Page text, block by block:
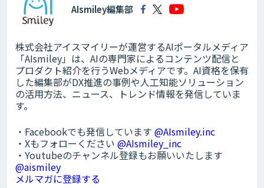
AIsmiley編集部
株式会社アイスマイリーが運営するAIポータルメディア
「AIsmiley」は、AIの専門家によるコンテンツ配信と
プロダクト紹介を行うWebメディアです。AI資格を保有
した編集部がDX推進の事例や人工知能ソリューション
の活用方法、ニュース、トレンド情報を発信していま
す。
・Facebookでも発信しています @AIsmiley.inc
・Xもフォローください @AIsmiley_inc
・Youtubeのチャンネル登録もお願いいたします
@aismiley
メルマガに登録する